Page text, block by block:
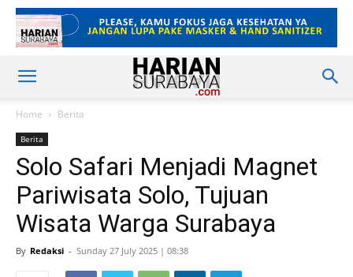
Home Berita
Berita
Solo Safari Menjadi Magnet
Pariwisata Solo, Tujuan
Wisata Warga Surabaya
By Redaksi - Sunday 27 July 2025 | 08:38